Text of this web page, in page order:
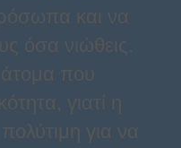
και να
όσα νιώθεις.
που
γιατί η
για να